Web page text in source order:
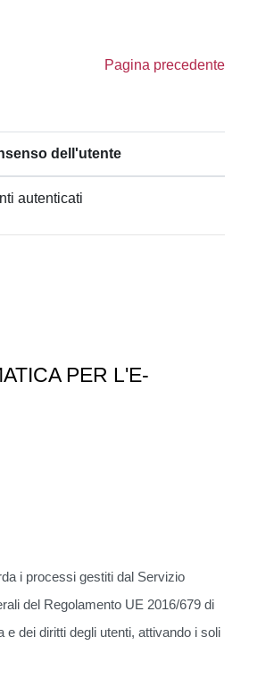
Pagina precedente
dell'utente
autenticati
PER L'E-
i processi gestiti dal Servizio
del Regolamento UE 2016/679 di
dei diritti degli utenti, attivando i soli